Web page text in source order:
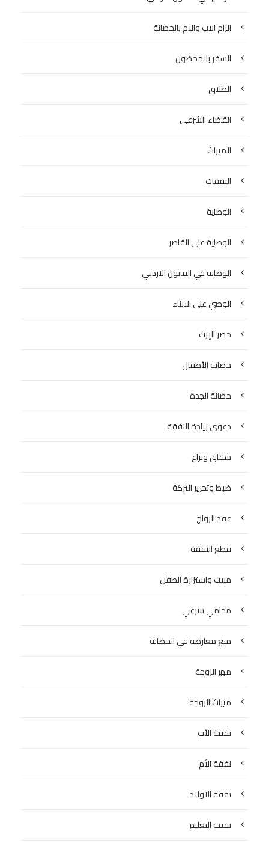
الزام الاب والام بالحضانة
السفر بالمحضون
الطلاق
القضاء الشرعي
الميراث
النفقات
الوصاية
الوصاية على القاصر
الوصاية في القانون الاردني
الوصي على الابناء
حصر الإرث
حضانة الأطفال
حضانة الجدة
دعوى زيادة النفقة
شقاق ونزاع
ضبط وتحرير التركة
عقد الزواج
قطع النفقة
مبيت واستزارة الطفل
محامي شرعي
منع معارضة في الحضانة
مهر الزوجة
ميراث الزوجة
نفقة الأب
نفقة الأم
نفقة الاولاد
نفقة التعليم